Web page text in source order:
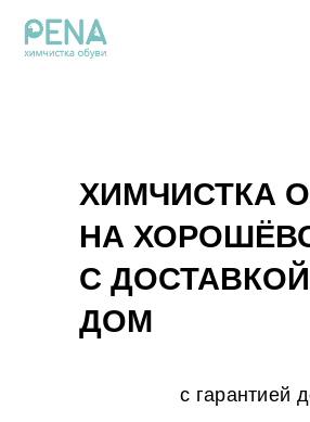
ХИМЧИСТКА
НА
С
ДОМ
с гарантией